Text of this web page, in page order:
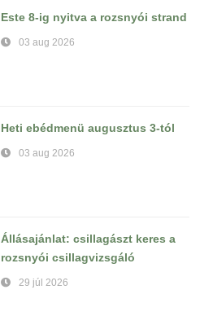
Este 8-ig nyitva a rozsnyói strand
03 aug 2026
Heti ebédmenü augusztus 3-tól
03 aug 2026
Állásajánlat: csillagászt keres a
rozsnyói csillagvizsgáló
29 júl 2026